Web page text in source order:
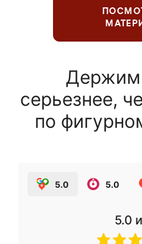
Держим
серьезнее,
по
5.0 5.0
5.0